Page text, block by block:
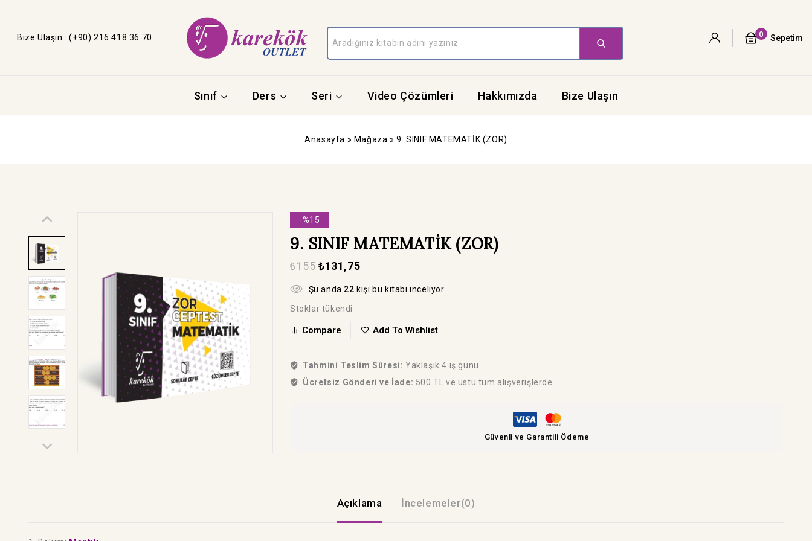
Bize Ulaşın : (+90) 216 418 36 70 0 Sepetim
Sınıf Ders Seri Video Çözümleri Hakkımızda Bize Ulaşın
Anasayfa » Mağaza »9. SINIF MATEMATİK (ZOR)
-%15
9. SINIF MATEMATİK (ZOR)
₺155 ₺131,75
Şu anda 22 kişi bu kitabı inceliyor
Stoklar tükendi
Compare Add To Wishlist
Tahmini Teslim Süresi: Yaklaşık 4 iş günü
Ücretsiz Gönderi ve İade: 500 TL ve üstü tüm alışverişlerde
Güvenli ve Garantili Ödeme
Açıklama İncelemeler(0)